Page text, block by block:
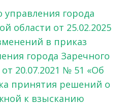
города
области от 25.02.2025
в приказ
города Заречного
20.07.2021 № 51 «Об
принятия решений о
к взысканию